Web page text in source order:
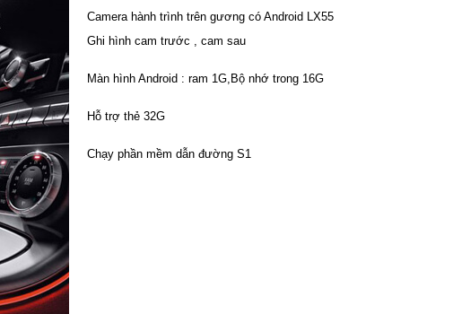
Camera hành trình trên gương có Android LX55
Ghi hình cam trước , cam sau
Màn hình Android : ram 1G,Bộ nhớ trong 16G
Hỗ trợ thẻ 32G
Chạy phần mềm dẫn đường S1